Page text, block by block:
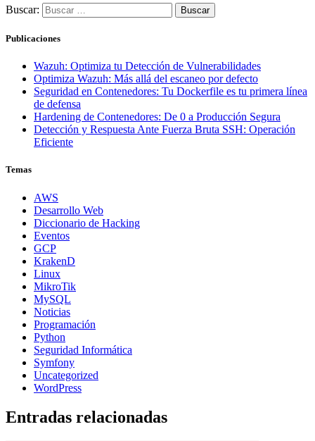
Buscar:
Publicaciones
Wazuh: Optimiza tu Detección de Vulnerabilidades
Optimiza Wazuh: Más allá del escaneo por defecto
Seguridad en Contenedores: Tu Dockerfile es tu primera línea
de defensa
Hardening de Contenedores: De 0 a Producción Segura
Detección y Respuesta Ante Fuerza Bruta SSH: Operación
Eficiente
Temas
AWS
Desarrollo Web
Diccionario de Hacking
Eventos
GCP
KrakenD
Linux
MikroTik
MySQL
Noticias
Programación
Python
Seguridad Informática
Symfony
Uncategorized
WordPress
Entradas relacionadas